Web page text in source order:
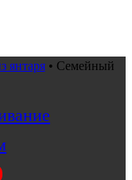
янтаря• Семейный